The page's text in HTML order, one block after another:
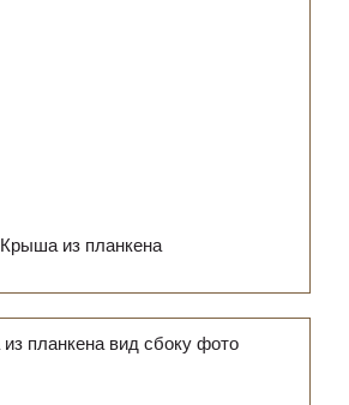
Крыша из планкена